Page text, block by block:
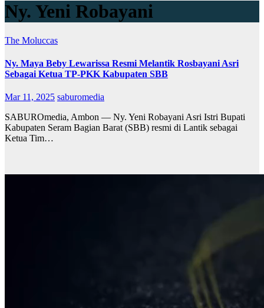
Ny. Yeni Robayani
The Moluccas
Ny. Maya Beby Lewarissa Resmi Melantik Rosbayani Asri
Sebagai Ketua TP-PKK Kabupaten SBB
Mar 11, 2025 saburomedia
SABUROmedia, Ambon — Ny. Yeni Robayani Asri Istri Bupati
Kabupaten Seram Bagian Barat (SBB) resmi di Lantik sebagai
Ketua Tim…